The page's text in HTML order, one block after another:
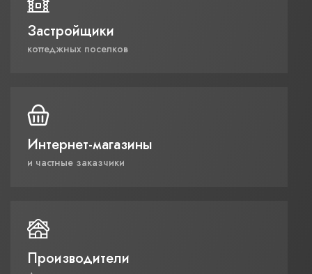
Застройщики
коттеджных поселков
Интернет-магазины
и частные заказчики
Производители